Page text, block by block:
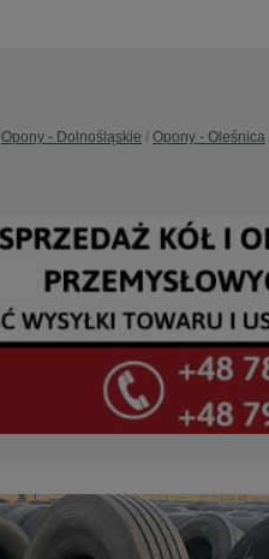
Opony - Dolnośląskie Opony - Oleśnica